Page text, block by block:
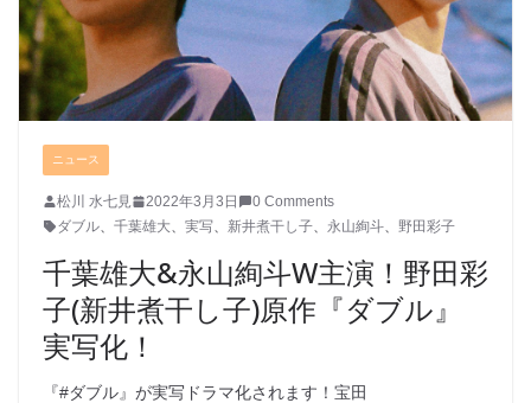
ニュース
松川 水七見 2022年3月3日
0 Comments
ダブル
千葉雄大 実写 新井煮干し子 永山絢斗 野田彩子
千葉雄大&永山絢斗W主演！野田彩
子(新井煮干し子)原作『ダブル』
実写化！
『#ダブル』が実写ドラマ化されます！宝田